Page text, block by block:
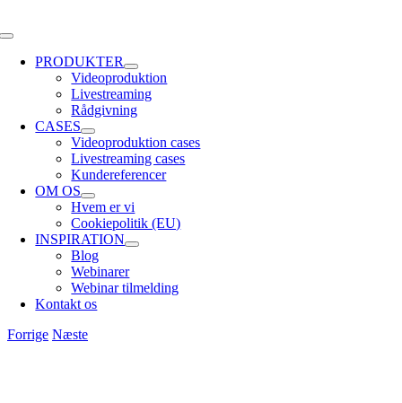
to
Toggle
NavigationPRODUKTER
Videoproduktion
Livestreaming
Rådgivning
CASES
Videoproduktion cases
Livestreaming cases
Kundereferencer
OM OS
Hvem er vi
Cookiepolitik (EU)
INSPIRATION
Blog
Webinarer
Webinar tilmelding
Kontakt os
Forrige Næste